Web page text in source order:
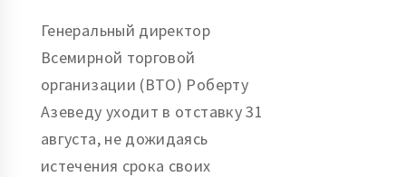
Генеральный директор
Всемирной торговой
организации (ВТО) Роберту
Азеведу уходит в отставку 31
августа, не дожидаясь
истечения срока своих